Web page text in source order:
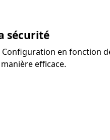
sécurité
en fonction
efficace.